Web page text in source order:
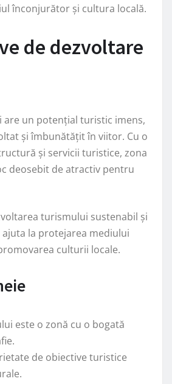
înconjurător și cultura locală.
de dezvoltare
are un potențial turistic imens,
și îmbunătățit în viitor. Cu o
și servicii turistice, zona
deosebit de atractiv pentru
turismului sustenabil și
la protejarea mediului
culturii locale.
este o zonă cu o bogată
de obiective turistice